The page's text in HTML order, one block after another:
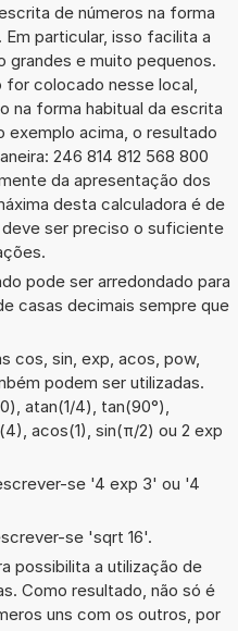
de números na forma
Em particular, isso facilita a
grandes e muito pequenos.
for colocado nesse local,
na forma habitual da escrita
exemplo acima, o resultado
246 814 812 568 800
da apresentação dos
desta calculadora é de
ser preciso o suficiente
pode ser arredondado para
casas decimais sempre que
cos, sin, exp, acos, pow,
podem ser utilizadas.
atan(1/4), tan(90°),
acos(1), sin(π/2) ou 2 exp
se '4 exp 3' ou '4
se 'sqrt 16'.
possibilita a utilização de
Como resultado, não só é
uns com os outros, por